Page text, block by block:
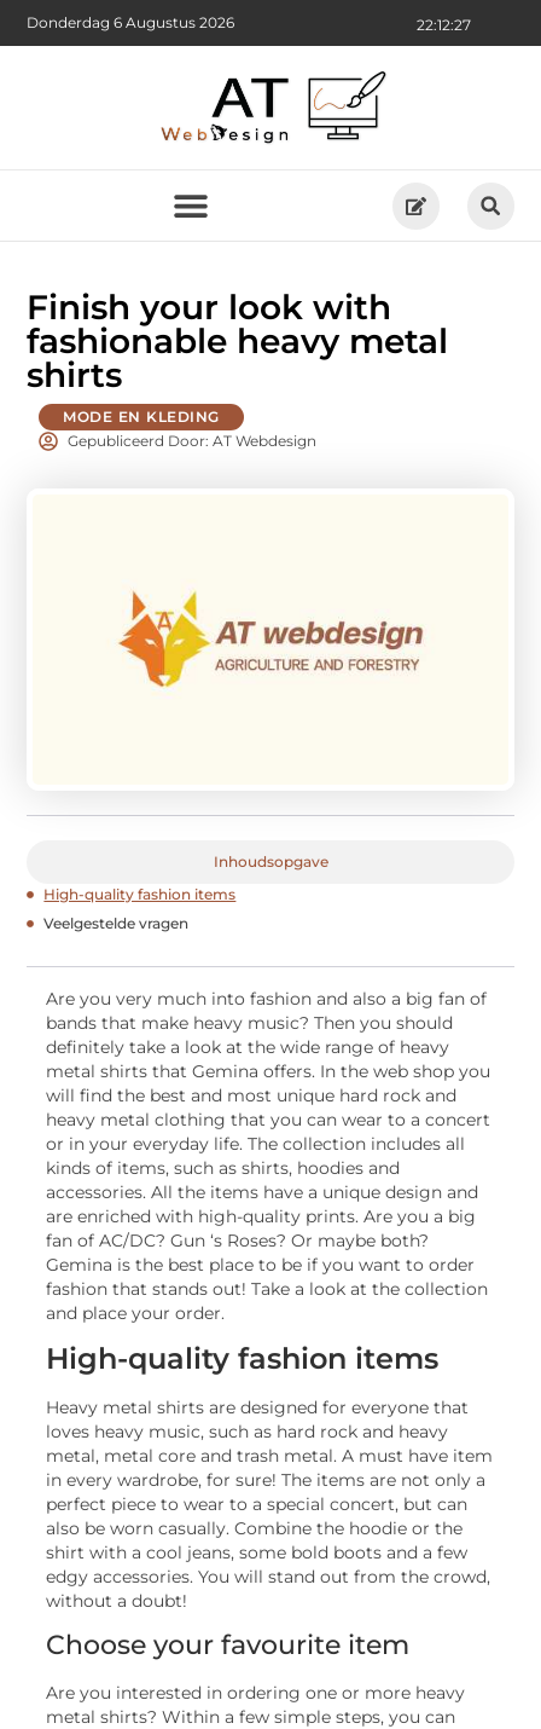
22:12:28
Donderdag 6 Augustus 2026
Finish your look with
fashionable heavy metal
shirts
MODE EN KLEDING
Gepubliceerd Door: AT Webdesign
Inhoudsopgave
High-quality fashion items
Veelgestelde vragen
Are you very much into fashion and also a big fan of
bands that make heavy music? Then you should
definitely take a look at the wide range of heavy
metal shirts that Gemina offers. In the web shop you
will find the best and most unique hard rock and
heavy metal clothing that you can wear to a concert
or in your everyday life. The collection includes all
kinds of items, such as shirts, hoodies and
accessories. All the items have a unique design and
are enriched with high-quality prints. Are you a big
fan of AC/DC? Gun ‘s Roses? Or maybe both?
Gemina is the best place to be if you want to order
fashion that stands out! Take a look at the collection
and place your order.
High-quality fashion items
Heavy metal shirts are designed for everyone that
loves heavy music, such as hard rock and heavy
metal, metal core and trash metal. A must have item
in every wardrobe, for sure! The items are not only a
perfect piece to wear to a special concert, but can
also be worn casually. Combine the hoodie or the
shirt with a cool jeans, some bold boots and a few
edgy accessories. You will stand out from the crowd,
without a doubt!
Choose your favourite item
Are you interested in ordering one or more heavy
metal shirts? Within a few simple steps, you can